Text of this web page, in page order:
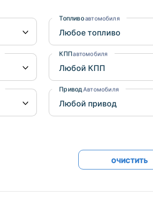
Mazda
Mitsubishi
Subaru
Suzuki
BMW
Audi
до
Топливоавтомобиля
КППавтомобиля
Привод Автомобиля
ОЧИСТИТЬ